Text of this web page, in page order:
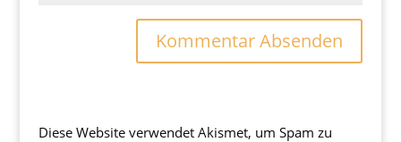
Diese Website verwendet Akismet, um Spam zu